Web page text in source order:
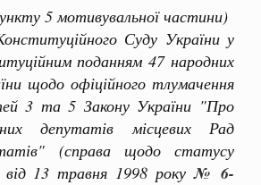
5 мотивувальної частини)
Суду України у
поданням 47 народних
щодо офіційного тлумачення
3 та 5 Закону України "Про
депутатів місцевих Рад
(справа щодо статусу
від 13 травня 1998 року№ 6-